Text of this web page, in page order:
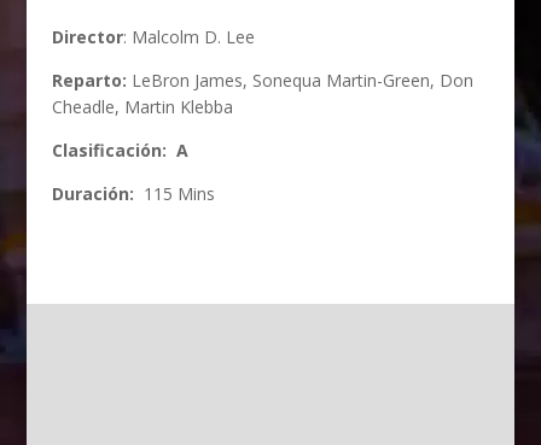
Director: Malcolm D. Lee
Reparto: LeBron James, Sonequa Martin-Green, Don
Cheadle, Martin Klebba
Clasificación: A
Duración: 115 Mins